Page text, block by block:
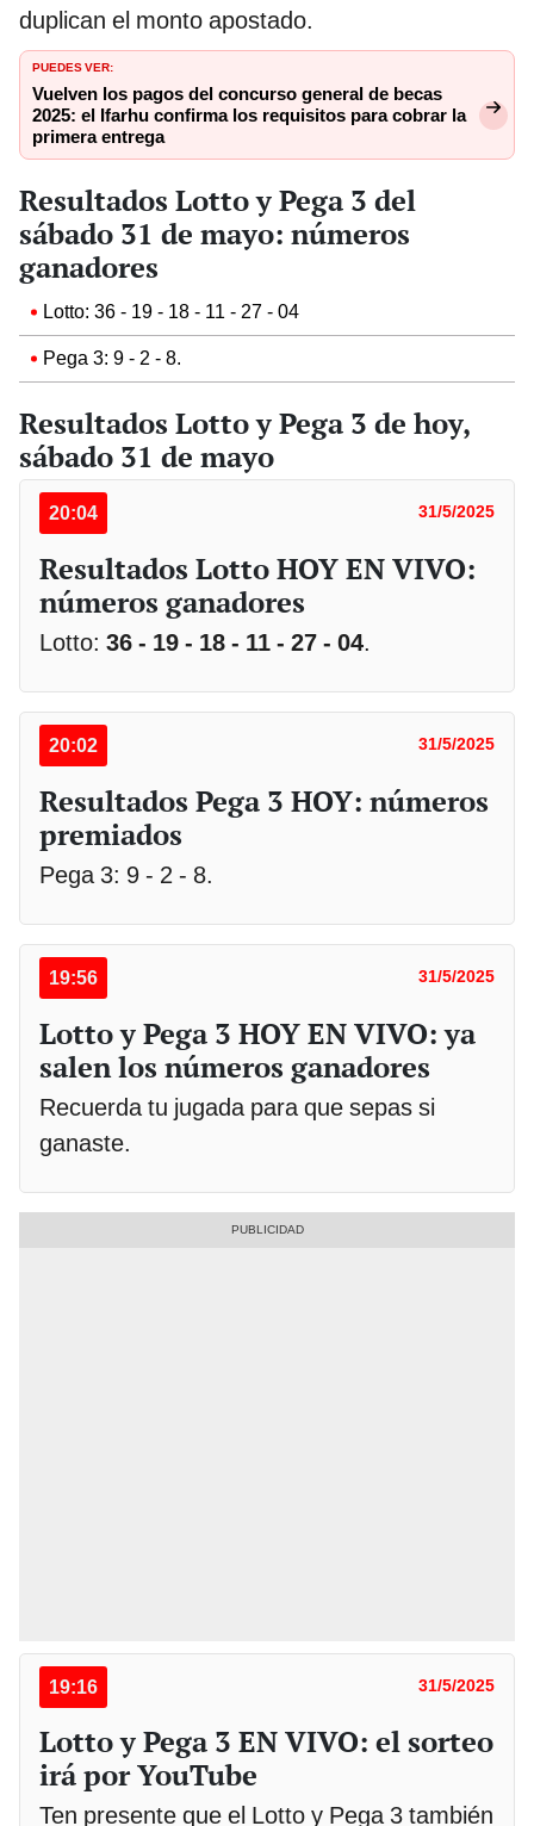
duplican el monto apostado.
PUEDES VER:
Vuelven los pagos del concurso general de becas
2025: el Ifarhu confirma los requisitos para cobrar la
primera entrega
Resultados Lotto y Pega 3 del
sábado 31 de mayo: números
ganadores
Lotto: 36 - 19 - 18 - 11 - 27 - 04
Pega 3: 9 - 2 - 8.
Resultados Lotto y Pega 3 de hoy,
sábado 31 de mayo
20:04 31/5/2025
Resultados Lotto HOY EN VIVO:
números ganadores
Lotto: 36 - 19 - 18 - 11 - 27 - 04.
20:02 31/5/2025
Resultados Pega 3 HOY: números
premiados
Pega 3: 9 - 2 - 8.
19:56 31/5/2025
Lotto y Pega 3 HOY EN VIVO: ya
salen los números ganadores
Recuerda tu jugada para que sepas si
ganaste.
19:16 31/5/2025
Lotto y Pega 3 EN VIVO: el sorteo
irá por YouTube
Ten presente que el Lotto y Pega 3 también